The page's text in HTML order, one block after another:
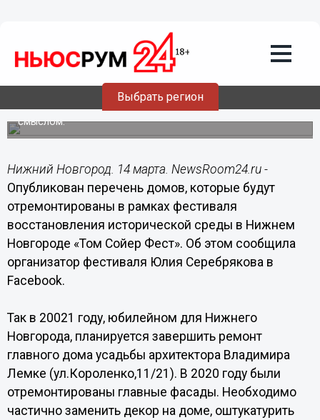
Выбрать регион
Назван перечень объектов ремонта в
Нижнем Новгороде в рамках
фестиваля «Том Сойер Фест»
Планируется не только провести реставрационные
работы, но и наполнить пространства событийным
смыслом.
Нижний Новгород. 14 марта. NewsRoom24.ru -
Опубликован перечень домов, которые будут
отремонтированы в рамках фестиваля
восстановления исторической среды в Нижнем
Новгороде «Том Сойер Фест». Об этом сообщила
организатор фестиваля Юлия Серебрякова в
Facebook.
Так в 20021 году, юбилейном для Нижнего
Новгорода, планируется завершить ремонт
главного дома усадьбы архитектора Владимира
Лемке (ул.Короленко,11/21). В 2020 году были
отремонтированы главные фасады. Необходимо
частично заменить декор на доме, оштукатурить